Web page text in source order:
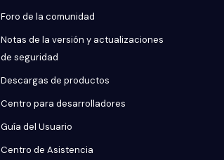
Foro de la comunidad
Notas de la versión y actualizaciones
de seguridad
Descargas de productos
Centro para desarrolladores
Guía del Usuario
Centro de Asistencia